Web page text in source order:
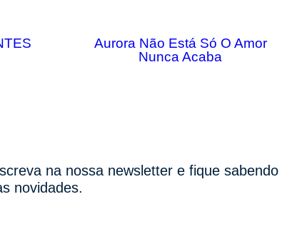
Aurora Não Está Só O Amor
Nunca Acaba
na nossa newsletter e fique sabendo
novidades.